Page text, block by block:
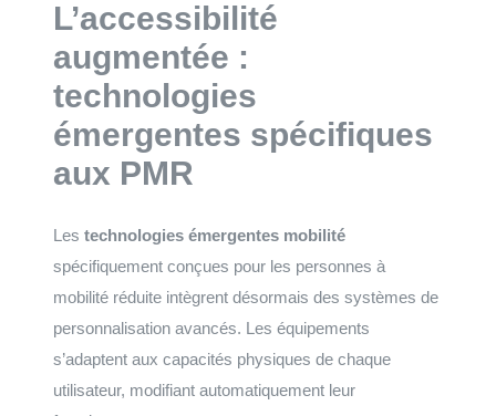
L’accessibilité
augmentée :
technologies
émergentes spécifiques
aux PMR
Les technologies émergentes mobilité
spécifiquement conçues pour les personnes à
mobilité réduite intègrent désormais des systèmes de
personnalisation avancés. Les équipements
s’adaptent aux capacités physiques de chaque
utilisateur, modifiant automatiquement leur